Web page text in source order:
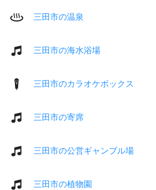
三田市の温泉
三田市の海水浴場
三田市のカラオケボックス
三田市の寄席
三田市の公営ギャンブル場
三田市の植物園